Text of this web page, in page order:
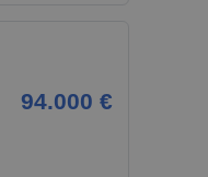
94.000 €